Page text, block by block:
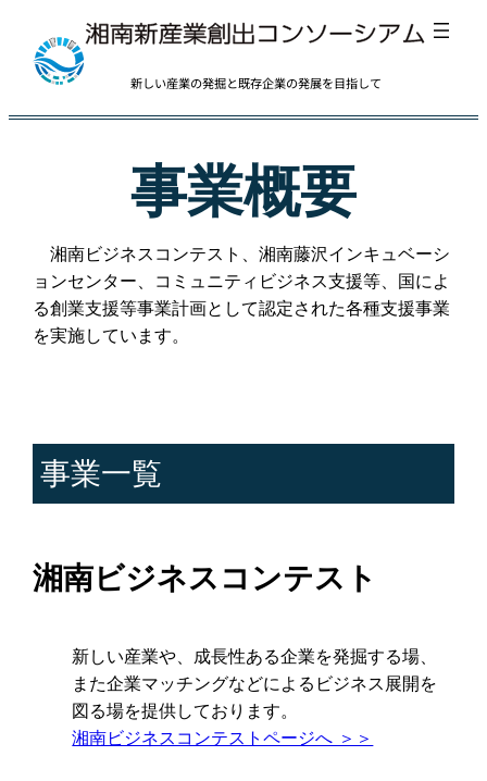
ス
新しい産業の発掘と既存企業の発展を目指して
事業概要
湘南ビジネスコンテスト、湘南藤沢インキュベーシ
ョンセンター、コミュニティビジネス支援等、国によ
る創業支援等事業計画として認定された各種支援事業
を実施しています。
事業一覧
湘南ビジネスコンテスト
新しい産業や、成長性ある企業を発掘する場、
また企業マッチングなどによるビジネス展開を
図る場を提供しております。
湘南ビジネスコンテストページへ ＞＞